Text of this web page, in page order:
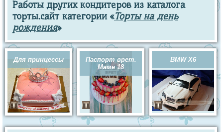
Работы других кондитеров из каталога
торты.сайт категории «Торты на день
рождения»
Для принцессы
Паспорт врет.
Маме 18
BMW X6